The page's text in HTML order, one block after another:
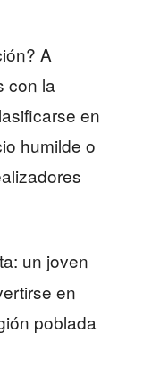
A
con la
en
humilde o
un joven
en
poblada